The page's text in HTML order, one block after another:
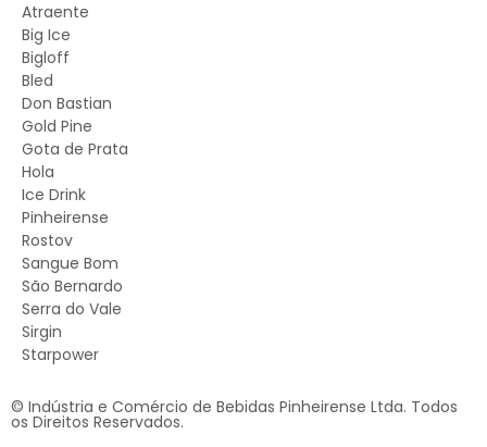
Atraente
Big Ice
Bigloff
Bled
Don Bastian
Gold Pine
Gota de Prata
Hola
Ice Drink
Pinheirense
Rostov
Sangue Bom
São Bernardo
Serra do Vale
Sirgin
Starpower
© Indústria e Comércio de Bebidas Pinheirense Ltda. Todos
os Direitos Reservados.